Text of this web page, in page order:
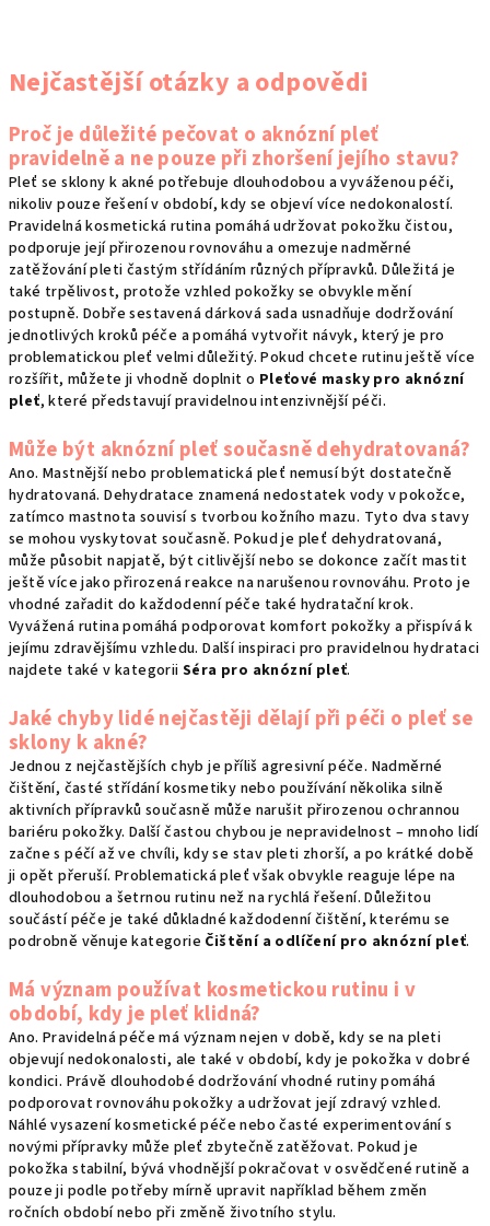
Nejčastější otázky a odpovědi
Proč je důležité pečovat o aknózní pleť
pravidelně a ne pouze při zhoršení jejího stavu?
Pleť se sklony k akné potřebuje dlouhodobou a vyváženou péči,
nikoliv pouze řešení v období, kdy se objeví více nedokonalostí.
Pravidelná kosmetická rutina pomáhá udržovat pokožku čistou,
podporuje její přirozenou rovnováhu a omezuje nadměrné
zatěžování pleti častým střídáním různých přípravků. Důležitá je
také trpělivost, protože vzhled pokožky se obvykle mění
postupně. Dobře sestavená dárková sada usnadňuje dodržování
jednotlivých kroků péče a pomáhá vytvořit návyk, který je pro
problematickou pleť velmi důležitý. Pokud chcete rutinu ještě více
rozšířit, můžete ji vhodně doplnit o Pleťové masky pro aknózní
pleť, které představují pravidelnou intenzivnější péči.
Může být aknózní pleť současně dehydratovaná?
Ano. Mastnější nebo problematická pleť nemusí být dostatečně
hydratovaná. Dehydratace znamená nedostatek vody v pokožce,
zatímco mastnota souvisí s tvorbou kožního mazu. Tyto dva stavy
se mohou vyskytovat současně. Pokud je pleť dehydratovaná,
může působit napjatě, být citlivější nebo se dokonce začít mastit
ještě více jako přirozená reakce na narušenou rovnováhu. Proto je
vhodné zařadit do každodenní péče také hydratační krok.
Vyvážená rutina pomáhá podporovat komfort pokožky a přispívá k
jejímu zdravějšímu vzhledu. Další inspiraci pro pravidelnou hydrataci
najdete také v kategorii Séra pro aknózní pleť.
Jaké chyby lidé nejčastěji dělají při péči o pleť se
sklony k akné?
Jednou z nejčastějších chyb je příliš agresivní péče. Nadměrné
čištění, časté střídání kosmetiky nebo používání několika silně
aktivních přípravků současně může narušit přirozenou ochrannou
bariéru pokožky. Další častou chybou je nepravidelnost – mnoho lidí
začne s péčí až ve chvíli, kdy se stav pleti zhorší, a po krátké době
ji opět přeruší. Problematická pleť však obvykle reaguje lépe na
dlouhodobou a šetrnou rutinu než na rychlá řešení. Důležitou
součástí péče je také důkladné každodenní čištění, kterému se
podrobně věnuje kategorie Čištění a odlíčení pro aknózní pleť.
Má význam používat kosmetickou rutinu i v
období, kdy je pleť klidná?
Ano. Pravidelná péče má význam nejen v době, kdy se na pleti
objevují nedokonalosti, ale také v období, kdy je pokožka v dobré
kondici. Právě dlouhodobé dodržování vhodné rutiny pomáhá
podporovat rovnováhu pokožky a udržovat její zdravý vzhled.
Náhlé vysazení kosmetické péče nebo časté experimentování s
novými přípravky může pleť zbytečně zatěžovat. Pokud je
pokožka stabilní, bývá vhodnější pokračovat v osvědčené rutině a
pouze ji podle potřeby mírně upravit například během změn
ročních období nebo při změně životního stylu.